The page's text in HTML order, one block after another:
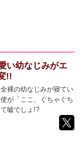
い幼なじみがエ
!!
裸の幼なじみが寝てい
が「ここ、ぐちゃぐち
嘘でしょ!?